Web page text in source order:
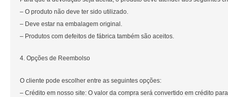
– O produto não deve ter sido utilizado.
– Deve estar na embalagem original.
– Produtos com defeitos de fábrica também são aceitos.
4. Opções de Reembolso
O cliente pode escolher entre as seguintes opções:
– Crédito em nosso site: O valor da compra será convertido em crédito